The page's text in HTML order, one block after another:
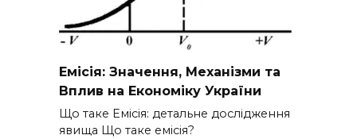
Емісія: Значення, Механізми та
Вплив на Економіку України
Що таке Емісія: детальне дослідження
явища Що таке емісія?